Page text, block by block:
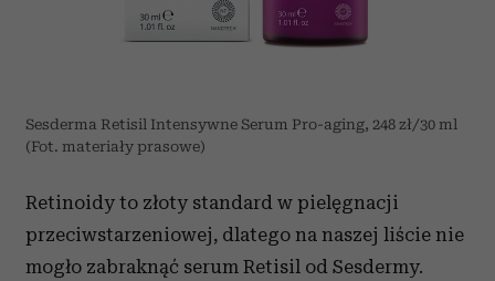
Sesderma Retisil Intensywne Serum Pro-aging, 248 zł/30 ml
(Fot. materiały prasowe)
Retinoidy to złoty standard w pielęgnacji
przeciwstarzeniowej, dlatego na naszej liście nie
mogło zabraknąć serum Retisil od Sesdermy.